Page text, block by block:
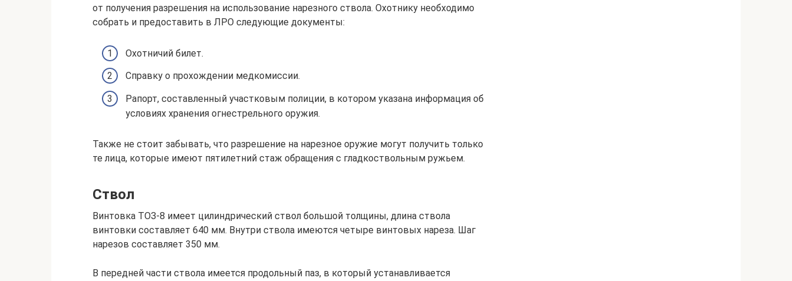
от получения разрешения на использование нарезного ствола. Охотнику необходимо
собрать и предоставить в ЛРО следующие документы:
Охотничий билет.
Справку о прохождении медкомиссии.
Рапорт, составленный участковым полиции, в котором указана информация об
условиях хранения огнестрельного оружия.
Также не стоит забывать, что разрешение на нарезное оружие могут получить только
те лица, которые имеют пятилетний стаж обращения с гладкоствольным ружьем.
Ствол
Винтовка ТОЗ-8 имеет цилиндрический ствол большой толщины, длина ствола
винтовки составляет 640 мм. Внутри ствола имеются четыре винтовых нареза. Шаг
нарезов составляет 350 мм.
В передней части ствола имеется продольный паз, в который устанавливается